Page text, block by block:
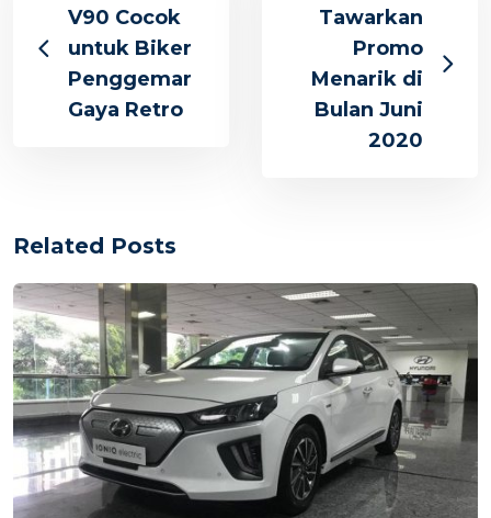
V90 Cocok
untuk Biker
Penggemar
Gaya Retro
Tawarkan
Promo
Menarik di
Bulan Juni
2020
Related Posts